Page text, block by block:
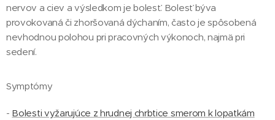
nervov a ciev a výsledkom je bolesť. Bolesť býva
provokovaná či zhoršovaná dýchaním, často je spôsobená
nevhodnou polohou pri pracovných výkonoch, najmä pri
sedení.
Symptómy
- Bolesti vyžarujúce z hrudnej chrbtice smerom k lopatkám